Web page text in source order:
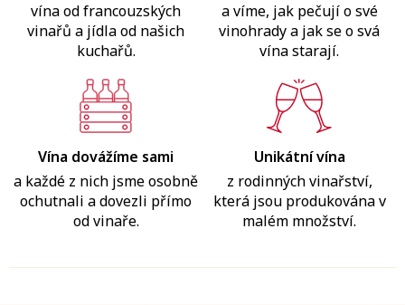
vína od francouzských
vinařů a jídla od našich
kuchařů.
a víme, jak pečují o své
vinohrady a jak se o svá
vína starají.
Vína dovážíme sami
a každé z nich jsme osobně
ochutnali a dovezli přímo
od vinaře.
Unikátní vína
z rodinných vinařství,
která jsou produkována v
malém množství.